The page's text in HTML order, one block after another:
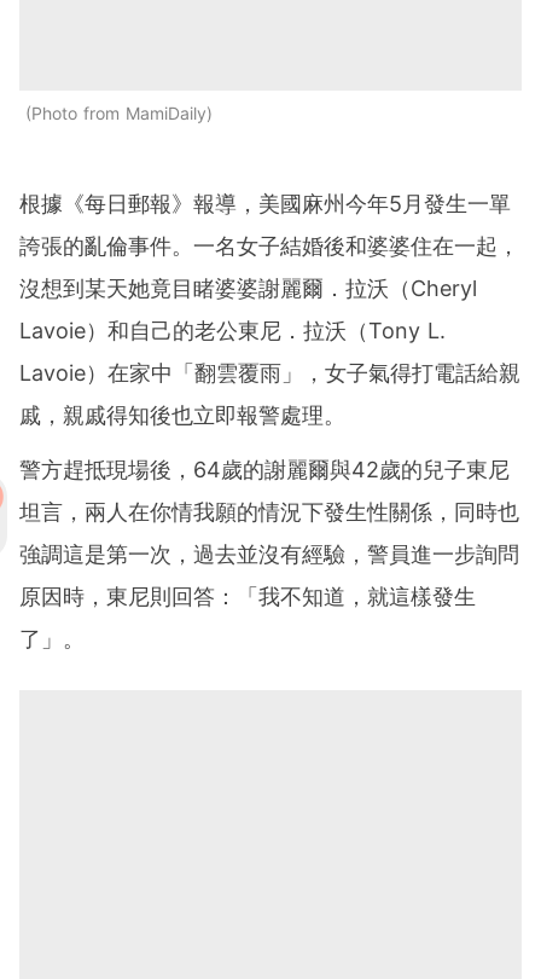
Photo from MamiDaily
根據《每日郵報》報導，美國麻州今年5月發生一單
誇張的亂倫事件。一名女子結婚後和婆婆住在一起，
沒想到某天她竟目睹婆婆謝麗爾．拉沃（Cheryl
Lavoie）和自己的老公東尼．拉沃（Tony L.
Lavoie）在家中「翻雲覆雨」，女子氣得打電話給親
戚，親戚得知後也立即報警處理。
警方趕抵現場後，64歲的謝麗爾與42歲的兒子東尼
坦言，兩人在你情我願的情況下發生性關係，同時也
強調這是第一次，過去並沒有經驗，警員進一步詢問
原因時，東尼則回答：「我不知道，就這樣發生
了」。